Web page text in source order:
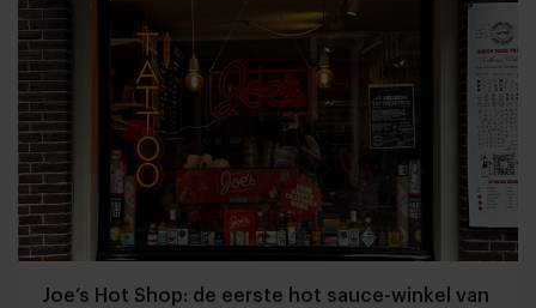
Joe’s Hot Shop: de eerste hot sauce-winkel van